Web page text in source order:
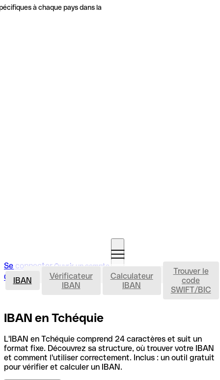
à chaque pays dans la
Se connecter Ouvrir un compte
Ouvrir un compte IBAN
IBAN
Vérificateur
IBAN
Calculateur
IBAN
Trouver le
code
SWIFT/BIC
IBAN en Tchéquie
L'IBAN en Tchéquie comprend 24 caractères et suit un
format fixe. Découvrez sa structure, où trouver votre IBAN
et comment l'utiliser correctement. Inclus : un outil gratuit
pour vérifier et calculer un IBAN.